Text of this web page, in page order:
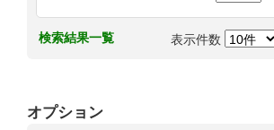
検索結果一覧 表示件数
オプション